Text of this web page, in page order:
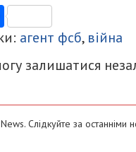
Поділитися
агент фсб, війна
залишатися
Слідкуйте за останніми